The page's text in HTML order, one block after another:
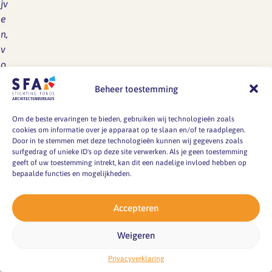
Beheer toestemming
Om de beste ervaringen te bieden, gebruiken wij technologieën zoals
cookies om informatie over je apparaat op te slaan en/of te raadplegen.
Door in te stemmen met deze technologieën kunnen wij gegevens zoals
surfgedrag of unieke ID's op deze site verwerken. Als je geen toestemming
geeft of uw toestemming intrekt, kan dit een nadelige invloed hebben op
bepaalde functies en mogelijkheden.
Accepteren
Weigeren
Privacyverklaring
jv
e
n,
v
o